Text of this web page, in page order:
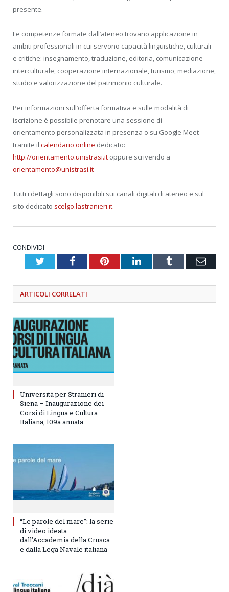
presente.
Le competenze formate dall’ateneo trovano applicazione in
ambiti professionali in cui servono capacità linguistiche, culturali
e critiche: insegnamento, traduzione, editoria, comunicazione
interculturale, cooperazione internazionale, turismo, mediazione,
studio e valorizzazione del patrimonio culturale.
Per informazioni sull’offerta formativa e sulle modalità di
iscrizione è possibile prenotare una sessione di
orientamento personalizzata in presenza o su Google Meet
tramite il calendario online dedicato:
http://orientamento.unistrasi.it oppure scrivendo a
orientamento@unistrasi.it
Tutti i dettagli sono disponibili sui canali digitali di ateneo e sul
sito dedicato scelgo.lastranieri.it.
CONDIVIDI
TwitterFacebookPinterestLinkedInTumblr
ARTICOLI CORRELATI
Università per Stranieri di
Siena – Inaugurazione dei
Corsi di Lingua e Cultura
Italiana, 109a annata
“Le parole del mare”: la serie
di video ideata
dall’Accademia della Crusca
e dalla Lega Navale italiana